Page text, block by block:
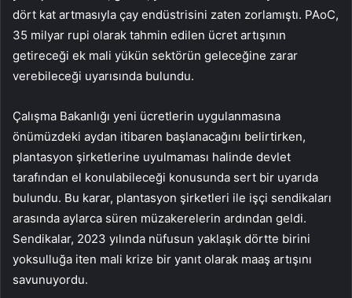
dört kat artmasıyla çay endüstrisini zaten zorlamıştı. PAoC,
35 milyar rupi olarak tahmin edilen ücret artışının
getireceği ek mali yükün sektörün geleceğine zarar
verebileceği uyarısında bulundu.
Çalışma Bakanlığı yeni ücretlerin uygulanmasına
önümüzdeki aydan itibaren başlanacağını belirtirken,
plantasyon şirketlerine uyulmaması halinde devlet
tarafından el konulabileceği konusunda sert bir uyarıda
bulundu. Bu karar, plantasyon şirketleri ile işçi sendikaları
arasında aylarca süren müzakerelerin ardından geldi.
Sendikalar, 2023 yılında nüfusun yaklaşık dörtte birini
yoksulluğa iten mali krize bir yanıt olarak maaş artışını
savunuyordu.